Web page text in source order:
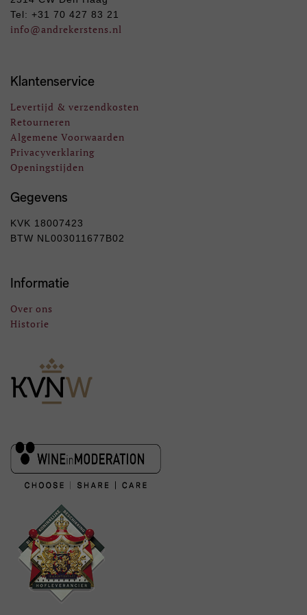
Tel: +31 70 427 83 21
info@andrekerstens.nl
Klantenservice
Levertijd & verzendkosten
Retourneren
Algemene Voorwaarden
Privacyverklaring
Openingstijden
Gegevens
KVK 18007423
BTW NL003011677B02
Informatie
Over ons
Historie